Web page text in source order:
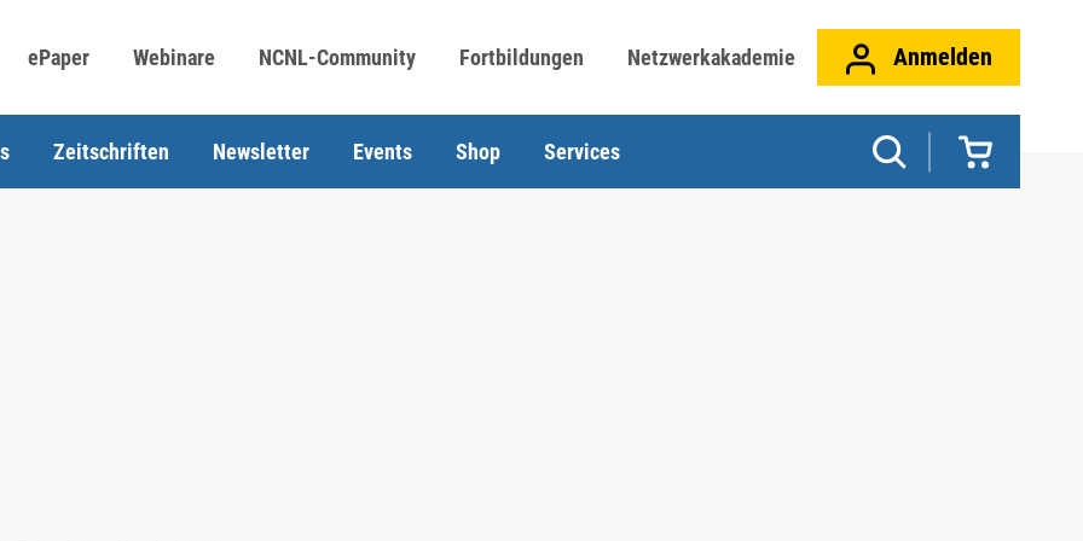
ePaper Webinare NCNL-Community Fortbildungen Netzwerkakademie Anmelden
Zeitschriften Newsletter Events Shop Services